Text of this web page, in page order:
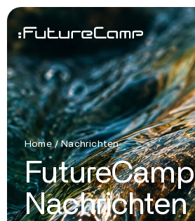
Home/Nachrichten
FutureCamp
Nachrichten